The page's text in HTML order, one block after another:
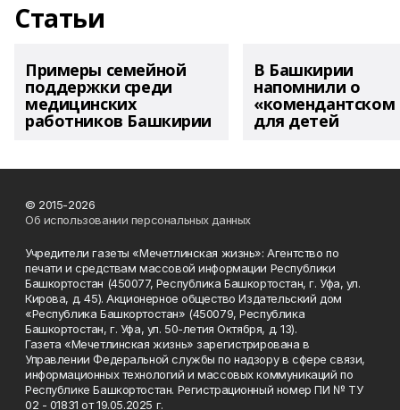
Статьи
Примеры семейной
поддержки среди
медицинских
работников Башкирии
В Башкирии
напомнили о
«комендантском
для детей
© 2015-2026
Об использовании персональных данных
Учредители газеты «Мечетлинская жизнь»: Агентство по
печати и средствам массовой информации Республики
Башкортостан (450077, Республика Башкортостан, г. Уфа, ул.
Кирова, д. 45). Акционерное общество Издательский дом
«Республика Башкортостан» (450079, Республика
Башкортостан, г. Уфа, ул. 50-летия Октября, д. 13).
Газета «Мечетлинская жизнь» зарегистрирована в
Управлении Федеральной службы по надзору в сфере связи,
информационных технологий и массовых коммуникаций по
Республике Башкортостан. Регистрационный номер ПИ № ТУ
02 - 01831 от 19.05.2025 г.